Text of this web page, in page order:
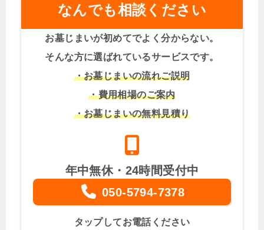
なんでも相談ください
お墓じまいが初めてでよく分からない。
そんな方に選ばれているサービスです。
・お墓じまいの流れご説明
・費用相場のご案内
・お墓じまいの無料見積り
年中無休・24時間受付中
050-5794-7378
タップしてお電話ください